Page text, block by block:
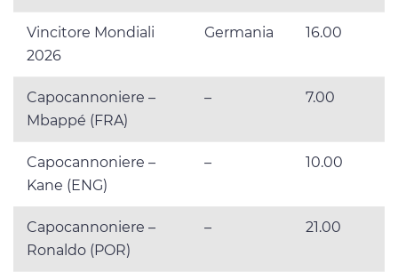
Vincitore Mondiali
2026
Germania 16.00
Capocannoniere –
Mbappé (FRA)
– 7.00
Capocannoniere –
Kane (ENG)
– 10.00
Capocannoniere –
Ronaldo (POR)
– 21.00